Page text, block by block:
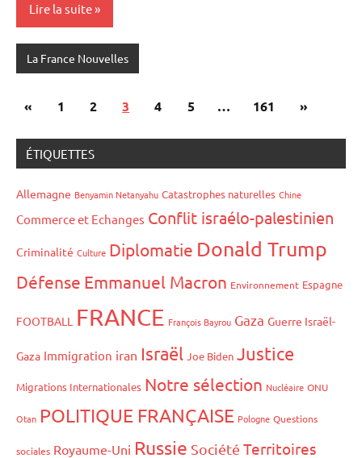
Lire la suite
La France Nouvelles
Pagination
publications
«Articles
1 2 3 4 5 … 161
Articles
»
ÉTIQUETTES
Allemagne Benyamin Netanyahu Catastrophes naturelles Chine
Commerce et Echanges Conflit israélo-palestinien
Criminalité Culture Diplomatie Donald Trump
Défense Emmanuel Macron Environnement Espagne
FOOTBALL FRANCE François Bayrou Gaza Guerre Israël-
Gaza Immigration iran Israël Joe Biden Justice
Migrations Internationales Notre sélection Nucléaire ONU
Otan POLITIQUE FRANÇAISE Pologne Questions
sociales Royaume-Uni Russie Société Territoires